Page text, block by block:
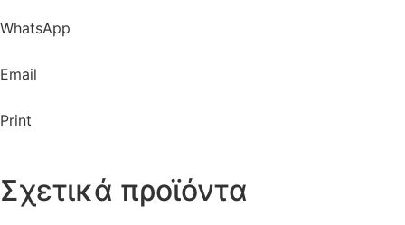
WhatsApp
Email
Print
Σχετικά προϊόντα